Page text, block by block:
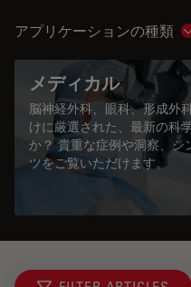
アプリケーションの種類
メディカル
脳神経外科、眼科、形成外
けに厳選された、最新の科
か？ 貴重な症例や洞察、シ
ツをご覧いただけます。